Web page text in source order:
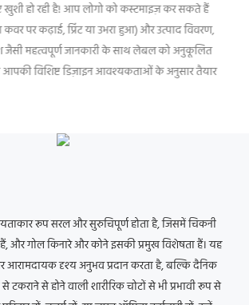
खुशी हो रही है! आप लोगो को कस्टमाइज़ कर सकते हैं
पर कढ़ाई, प्रिंट या उभरा हुआ) और उत्पाद विवरण,
जैसी महत्वपूर्ण जानकारी के साथ लेबल को अनुकूलित
विशिष्ट डिज़ाइन आवश्यकताओं के अनुसार तैयार
रूप सरल और सुरुचिपूर्ण होता है, जिसमें चिकनी
और गोल किनारे और कोने इसकी प्रमुख विशेषता हैं।यह
आरामदायक दृश्य अनुभव प्रदान करता है, बल्कि दैनिक
टकराने से होने वाली शारीरिक चोटों से भी प्रभावी रूप से